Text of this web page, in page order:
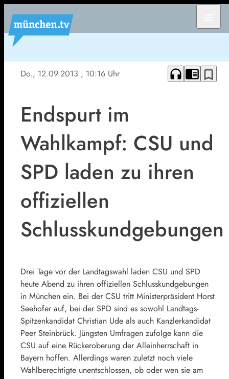
Do., 12.09.2013 , 10:16 Uhr headphones chrome_reader_mode bookmark_border
Endspurt im
Wahlkampf: CSU und
SPD laden zu ihren
offiziellen
Schlusskundgebungen
Drei Tage vor der Landtagswahl laden CSU und SPD
heute Abend zu ihren offiziellen Schlusskundgebungen
in München ein. Bei der CSU tritt Ministerpräsident Horst
Seehofer auf, bei der SPD sind es sowohl Landtags-
Spitzenkandidat Christian Ude als auch Kanzlerkandidat
Peer Steinbrück. Jüngsten Umfragen zufolge kann die
CSU auf eine Rückeroberung der Alleinherrschaft in
Bayern hoffen. Allerdings waren zuletzt noch viele
Wahlberechtigte unentschlossen, ob oder wen sie am